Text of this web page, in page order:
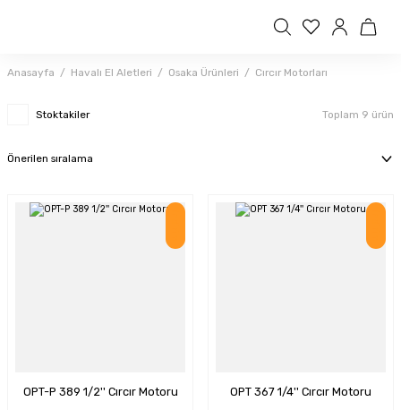
Anasayfa Havalı El Aletleri Osaka Ürünleri Cırcır Motorları
Stoktakiler Toplam 9 ürün
OPT-P 389 1/2'' Cırcır Motoru OPT 367 1/4'' Cırcır Motoru